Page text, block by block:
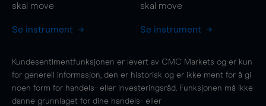
skal move
Se instrument
skal move
Se instrument
Kundesentimentfunksjonen er levert av CMC Markets og er kun
for generell informasjon, den er historisk og er ikke ment for å gi
noen form for handels- eller investeringsråd. Funksjonen må ikke
danne grunnlaget for dine handels- eller